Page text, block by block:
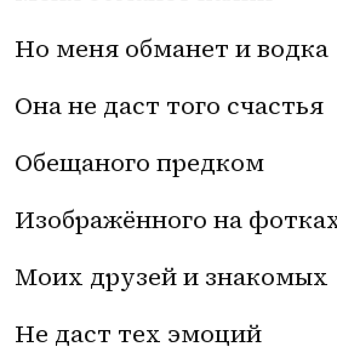
Но меня обманет и водка
Она не даст того счастья
Обещаного предком
Изображённого на
Моих друзей и знакомых
Не даст тех эмоций